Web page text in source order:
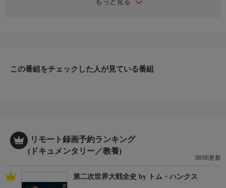
もっと見る
では、毎年膨大な数の新製品が登場する。それらが発売される前
この番組をチェックした人が見ている番組
リモート録画予約ランキング
(ドキュメンタリー／教養)
08/06更新
第二次世界大戦全史 by トム・ハンクス